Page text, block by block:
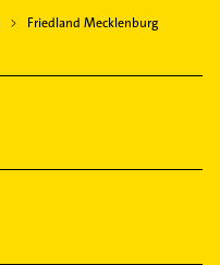
Friedland Mecklenburg